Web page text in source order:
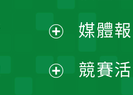
媒體
競賽
開